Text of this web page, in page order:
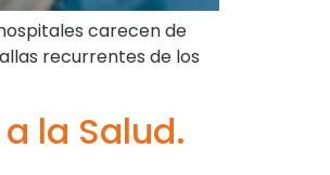
carecen de
recurrentes de los
la Salud.